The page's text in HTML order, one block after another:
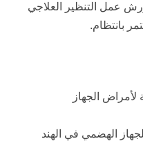
عمل التنظير العلاجي
بانتظام.
لأمراض الجهاز
الهضمي في الهند